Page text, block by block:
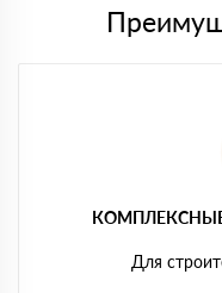
Для